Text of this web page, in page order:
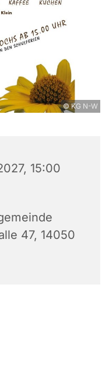
© KG N-W
15:00
47, 14050